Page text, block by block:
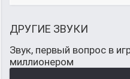
ДРУГИЕ ЗВУКИ
Звук, первый вопрос в
миллионером